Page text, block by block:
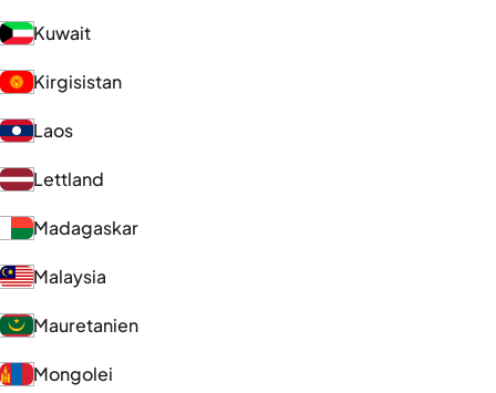
Kuwait
Kirgisistan
Laos
Lettland
Madagaskar
Malaysia
Mauretanien
Mongolei